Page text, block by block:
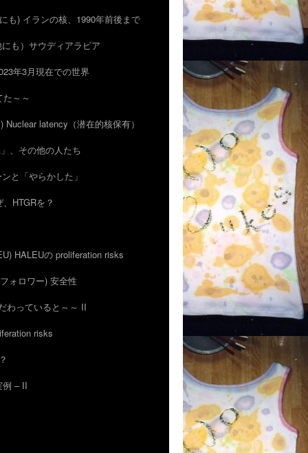
も) イランの核、1990年前後まで
も）サウディアラビア
年3月現在での世界
～～
Nuclear latency（潜在的核保有）
、その他の人たち
と「やらかした」
HTGRを？
HALEUの proliferation risks
ォロワー) 安全性
わっていると～～ II
risks
例 – II